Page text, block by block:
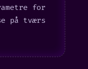
for
på tværs